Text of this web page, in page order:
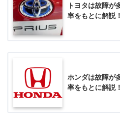
トヨタは故障が
率をもとに解説！
ホンダは故障が
率をもとに解説！